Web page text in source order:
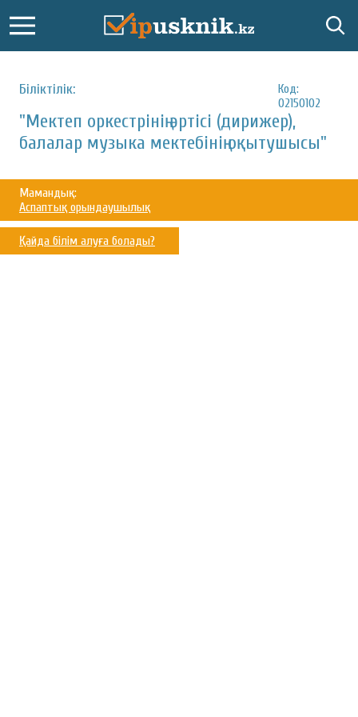
Біліктілік:
Код:
02150102
"Мектеп оркестрінің әртісі (дирижер),
балалар музыка мектебінің оқытушысы"
Мамандық:
Аспаптық орындаушылық
Қайда білім алуға болады?